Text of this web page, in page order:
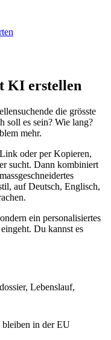
KI erstellen
die grösste
soll es sein? Wie lang?
mehr.
oder per Kopieren,
sucht. Dann kombiniert
auf Deutsch, Englisch,
ein personalisiertes
Du kannst es
Lebenslauf,
bleiben in der EU